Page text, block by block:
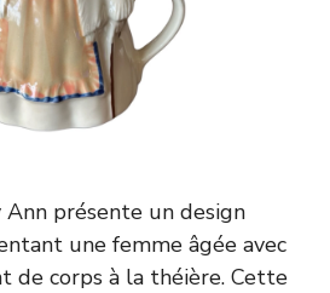
Ann présente un design
une femme âgée avec
de corps à la théière. Cette